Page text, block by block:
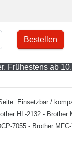
Bestellen
Frühestens ab
Einsetzbar /
HL-2132 -
7055 - Brother